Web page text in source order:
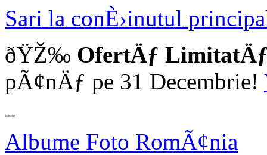
Sari la conÈ›inutul
ðŸŽ‰ OfertÄƒ
pÃ¢nÄƒ pe 31 Decembrie!
Albume Foto RomÃ¢nia